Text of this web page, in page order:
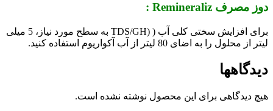
دوز مصرف Remineraliz :
برای افزایش سختی کلی آب ( (TDS/GH به سطح مورد نیاز، 5 میلی
لیتر از محلول را به اضای 80 لیتر از آب آکواریوم استفاده کنید.
دیدگاهها
هیچ دیدگاهی برای این محصول نوشته نشده است.